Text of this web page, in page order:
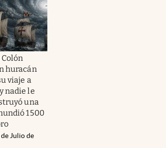
huracán
viaje a
nadie le
una
1500
Julio de